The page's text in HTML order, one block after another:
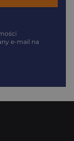
e-mail na